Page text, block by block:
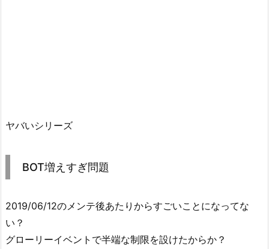
ヤバいシリーズ
BOT増えすぎ問題
2019/06/12のメンテ後あたりからすごいことになってな
い？
グローリーイベントで半端な制限を設けたからか？